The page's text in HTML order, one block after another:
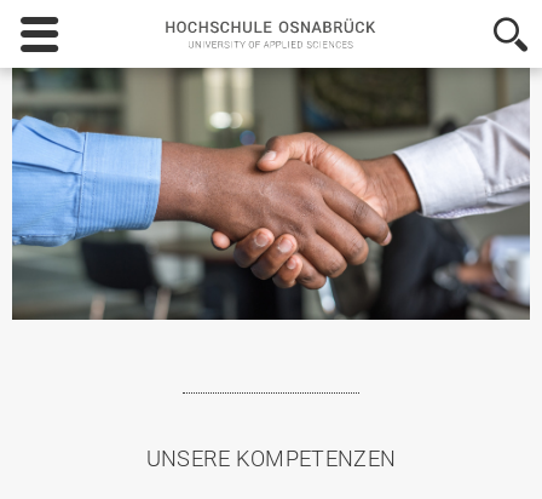
Hochschule
Osnabrück
-
of
Applied
Sciences
UNSERE KOMPETENZEN